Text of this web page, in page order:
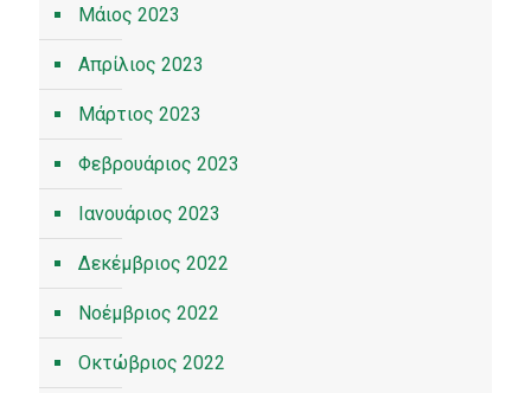
Μάιος 2023
Απρίλιος 2023
Μάρτιος 2023
Φεβρουάριος 2023
Ιανουάριος 2023
Δεκέμβριος 2022
Νοέμβριος 2022
Οκτώβριος 2022